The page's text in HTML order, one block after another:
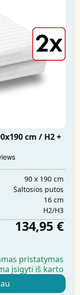
cm / H2 +
90 x 190 cm
Šaltosios putos
16 cm
H2/H3
134,95 €
pristatymas
įsigyti iš karto